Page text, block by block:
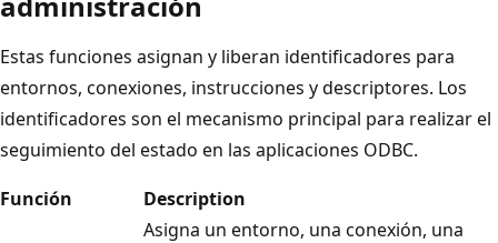
Estas funciones asignan y liberan identificadores para
entornos, conexiones, instrucciones y descriptores. Los
identificadores son el mecanismo principal para realizar el
seguimiento del estado en las aplicaciones ODBC.
Función
Description
Asigna un entorno, una conexión, una